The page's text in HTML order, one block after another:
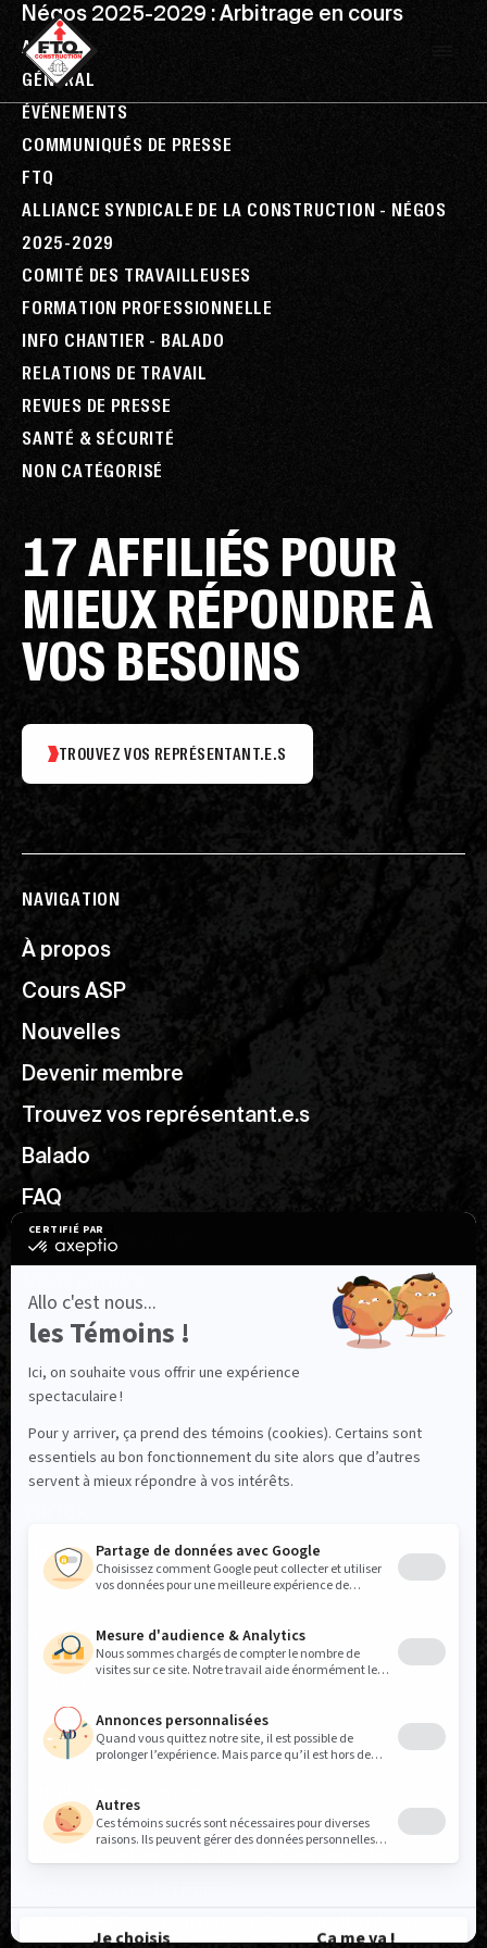
Négos 2025-2029 : Arbitrage en cours
ALL
GÉNÉRAL
ÉVÉNEMENTS
COMMUNIQUÉS DE PRESSE
FTQ
ALLIANCE SYNDICALE DE LA CONSTRUCTION - NÉGOS
2025-2029
COMITÉ DES TRAVAILLEUSES
FORMATION PROFESSIONNELLE
INFO CHANTIER - BALADO
RELATIONS DE TRAVAIL
REVUES DE PRESSE
SANTÉ & SÉCURITÉ
NON CATÉGORISÉ
17 AFFILIÉS POUR
MIEUX RÉPONDRE À
VOS BESOINS
TROUVEZ VOS REPRÉSENTANT.E.S
NAVIGATION
À propos
Cours ASP
Nouvelles
Devenir membre
Trouvez vos représentant.e.s
Balado
FAQ
Ressources utiles
NOUS SUIVRE
Facebook
Instagram
LinkedIn
YouTube
Politique réseaux sociaux
Politique de confidentialité
Permis de référence
États financiers
Politiques internes de la FTQ-Construction
© 2026 FTQ-Construction. Tous droits réservés.